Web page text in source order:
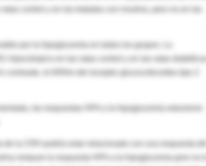
por la hipoglucemia en todos los grupos. La
hipocámpico en las ratas control y en las ratas diabéticas
las respuestas HPA a la hipoglucemia estuvieron
la CRH podría estar relacionado con una respuesta del
restaure la respuesta HPA a la hipoglucemia pero no la